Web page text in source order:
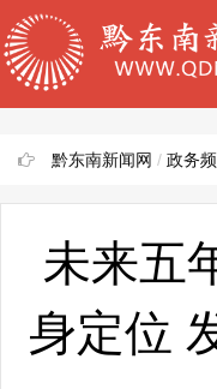
黔东南新闻网 / 政务
未来五
身定位